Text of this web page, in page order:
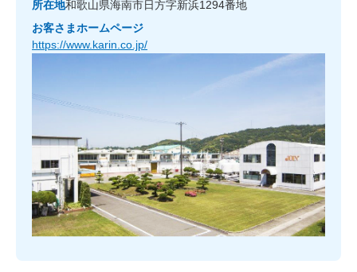
所在地和歌山県海南市日方字新浜1294番地
お客さまホームページ
https://www.karin.co.jp/